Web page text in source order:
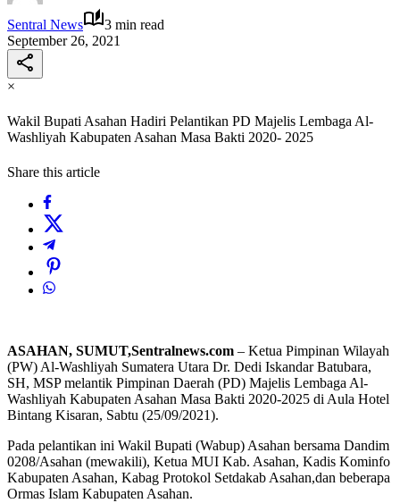
Sentral News
3 min read
September 26, 2021
×
Wakil Bupati Asahan Hadiri Pelantikan PD Majelis Lembaga Al-
Washliyah Kabupaten Asahan Masa Bakti 2020- 2025
Share this article
ASAHAN, SUMUT,Sentralnews.com – Ketua Pimpinan Wilayah
(PW) Al-Washliyah Sumatera Utara Dr. Dedi Iskandar Batubara,
SH, MSP melantik Pimpinan Daerah (PD) Majelis Lembaga Al-
Washliyah Kabupaten Asahan Masa Bakti 2020-2025 di Aula Hotel
Bintang Kisaran, Sabtu (25/09/2021).
Pada pelantikan ini Wakil Bupati (Wabup) Asahan bersama Dandim
0208/Asahan (mewakili), Ketua MUI Kab. Asahan, Kadis Kominfo
Kabupaten Asahan, Kabag Protokol Setdakab Asahan,dan beberapa
Ormas Islam Kabupaten Asahan.